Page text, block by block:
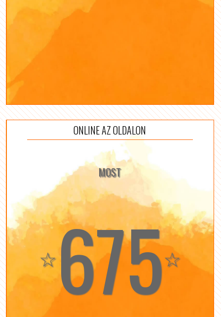
ONLINE AZ OLDALON
MOST
☆675☆